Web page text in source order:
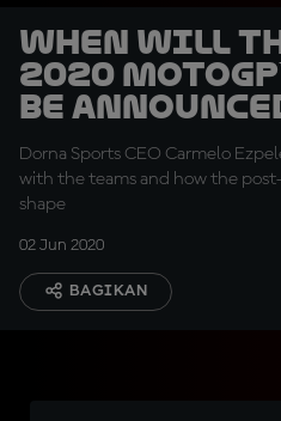
When will
2020
be
Dorna Sports CEO Carmelo
with the teams and how the
shape
02 Jun 2020
BAGIKAN